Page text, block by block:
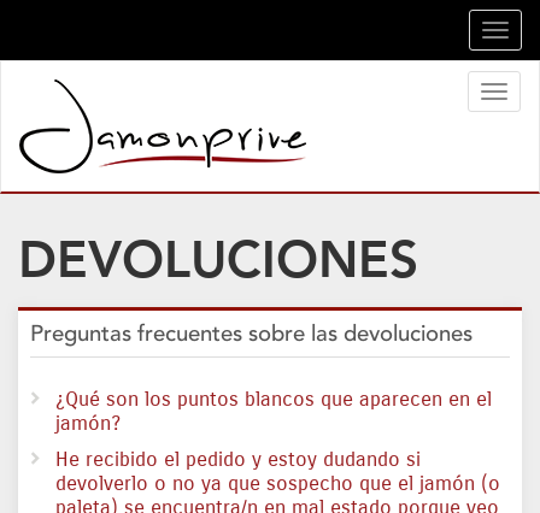
DEVOLUCIONES
Preguntas frecuentes sobre las devoluciones
¿Qué son los puntos blancos que aparecen en el
jamón?
He recibido el pedido y estoy dudando si
devolverlo o no ya que sospecho que el jamón (o
paleta) se encuentra/n en mal estado porque veo